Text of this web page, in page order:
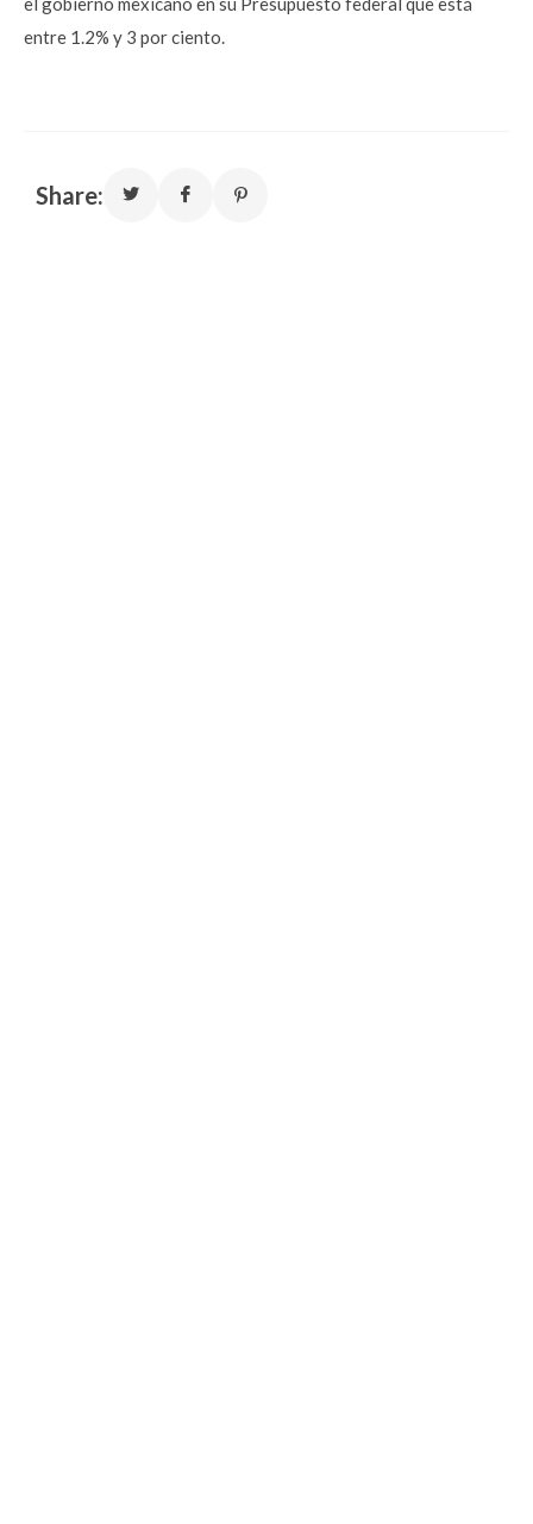
entre 1.2% y 3 por ciento.
Share: